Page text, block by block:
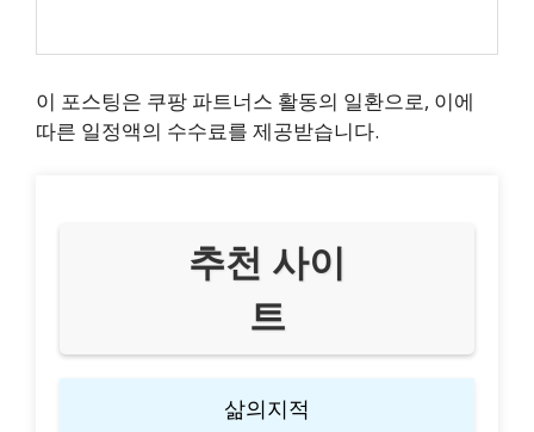
이 포스팅은 쿠팡 파트너스 활동의 일환으로, 이에
따른 일정액의 수수료를 제공받습니다.
추천 사이
트
삶의지적